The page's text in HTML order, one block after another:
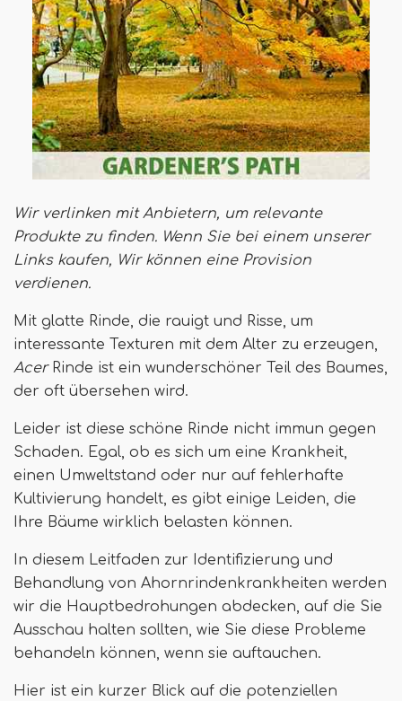
Wir verlinken mit Anbietern, um relevante
Produkte zu finden. Wenn Sie bei einem unserer
Links kaufen, Wir können eine Provision
verdienen.
Mit glatte Rinde, die rauigt und Risse, um
interessante Texturen mit dem Alter zu erzeugen,
Acer Rinde ist ein wunderschöner Teil des Baumes,
der oft übersehen wird.
Leider ist diese schöne Rinde nicht immun gegen
Schaden. Egal, ob es sich um eine Krankheit,
einen Umweltstand oder nur auf fehlerhafte
Kultivierung handelt, es gibt einige Leiden, die
Ihre Bäume wirklich belasten können.
In diesem Leitfaden zur Identifizierung und
Behandlung von Ahornrindenkrankheiten werden
wir die Hauptbedrohungen abdecken, auf die Sie
Ausschau halten sollten, wie Sie diese Probleme
behandeln können, wenn sie auftauchen.
Hier ist ein kurzer Blick auf die potenziellen